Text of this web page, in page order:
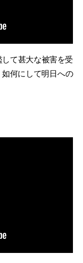
て甚大な被害を受
何にして明日への